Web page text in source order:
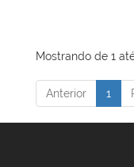
Mostrando de 1
Anterior 1